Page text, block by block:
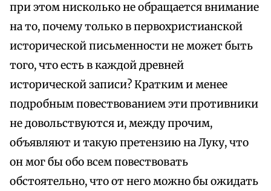
при этом нисколько не обращается внимание
на то, почему только в первохристианской
исторической письменности не может быть
того, что есть в каждой древней
исторической записи? Кратким и менее
подробным повествованием эти противники
не довольствуются и, между прочим,
объявляют и такую претензию на Луку, что
он мог бы обо всем повествовать
обстоятельно, что от него можно бы ожидать